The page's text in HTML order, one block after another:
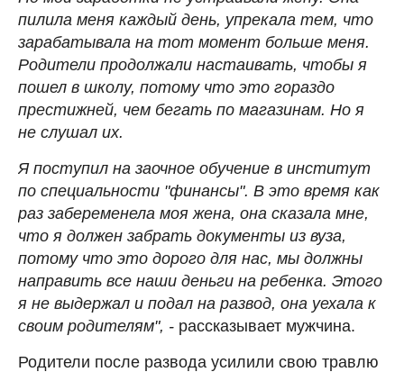
пилила меня каждый день, упрекала тем, что
зарабатывала на тот момент больше меня.
Родители продолжали настаивать, чтобы я
пошел в школу, потому что это гораздо
престижней, чем бегать по магазинам. Но я
не слушал их.
Я поступил на заочное обучение в институт
по специальности "финансы". В это время как
раз забеременела моя жена, она сказала мне,
что я должен забрать документы из вуза,
потому что это дорого для нас, мы должны
направить все наши деньги на ребенка. Этого
я не выдержал и подал на развод, она уехала к
своим родителям", - рассказывает мужчина.
Родители после развода усилили свою травлю